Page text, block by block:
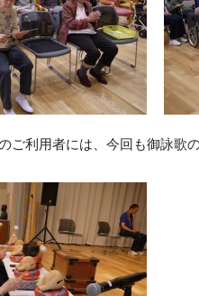
ご利用者には、今回も御詠歌